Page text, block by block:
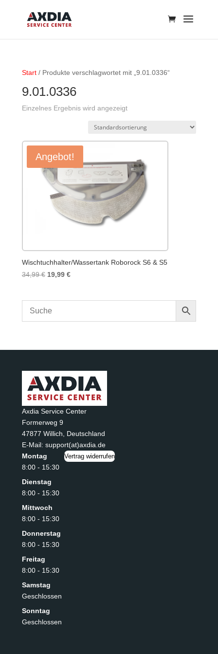
Start/ Produkte verschlagwortet mit „9.01.0336“
9.01.0336
Einzelnes Ergebnis wird angezeigt
Angebot!
Wischtuchhalter/Wassertank Roborock S6 & S5
34,99€ Ursprünglicher
34,99 €
19,99 €Aktueller
Axdia Service Center
Formerweg 9
47877 Willich
Deutschland
E-Mail: support(at)axdia.de
Montag
8:00 - 15:30
Dienstag
8:00 - 15:30
Mittwoch
8:00 - 15:30
Donnerstag
8:00 - 15:30
Freitag
8:00 - 15:30
Samstag
Geschlossen
Sonntag
Geschlossen
Vertrag widerrufen